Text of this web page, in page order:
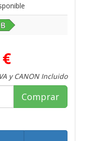
y CANON Incluido
Comprar